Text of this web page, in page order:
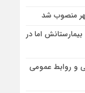
منصوب شد
اما در
و روابط عمومی